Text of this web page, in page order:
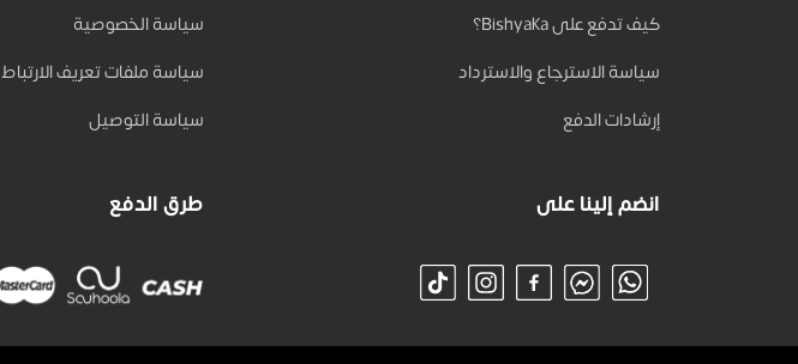
كيف تدفع على Bishyaka؟
سياسة الاسترجاع والاسترداد
إرشادات الدفع
سياسة الخصوصية
سياسة ملفات تعريف الارتباط
سياسة التوصيل
انضم إلينا على طرق الدفع